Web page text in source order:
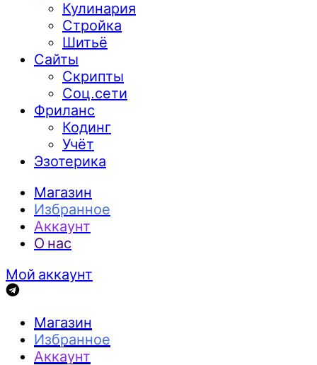
Кулинария
Стройка
Шитьё
Сайты
Скрипты
Соц.сети
Фриланс
Кодинг
Учёт
Эзотерика
Магазин
Избранное
Аккаунт
О нас
Мой аккаунт
Магазин
Избранное
Аккаунт